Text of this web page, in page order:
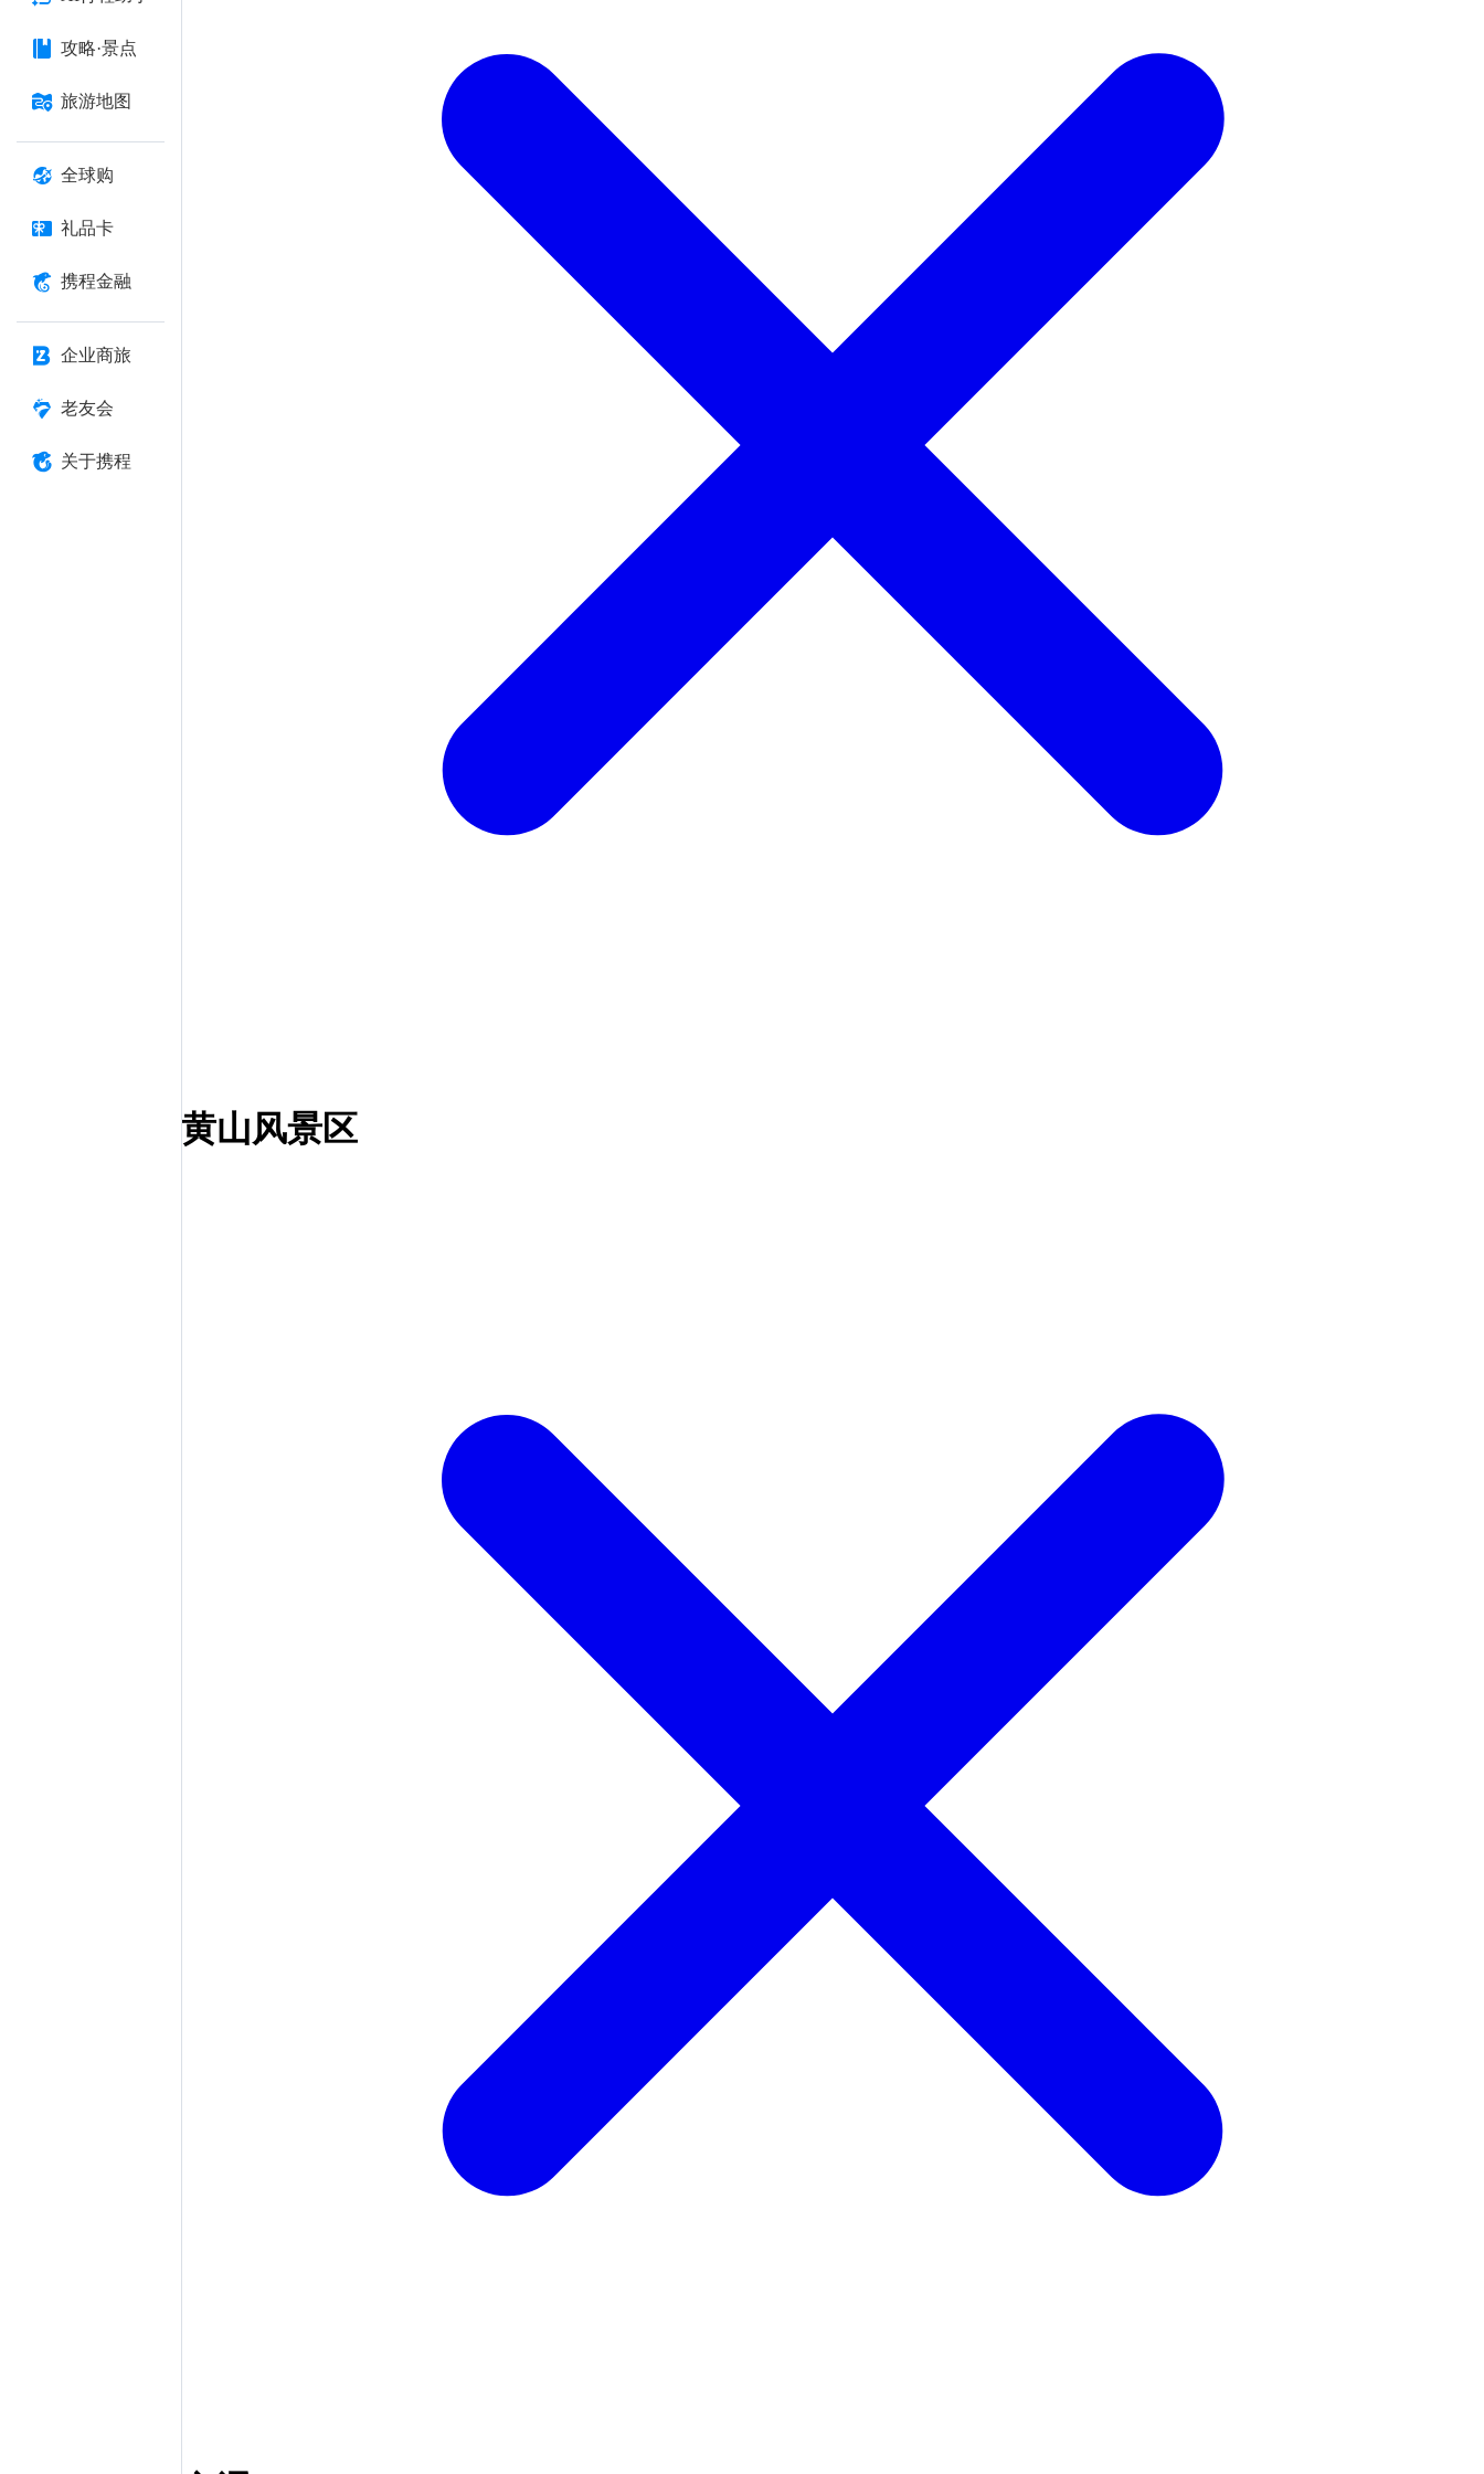
攻略·景点
旅游地图
全球购
礼品卡
携程金融
企业商旅
老友会
关于携程
黄山风景区